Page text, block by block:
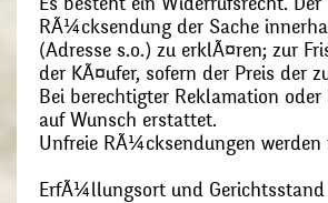
RÃ¼cksendung der Sache
(Adresse s.o.) zu erklÃ¤ren; zur
der KÃ¤ufer, sofern der Preis der
Bei berechtigter Reklamation
auf Wunsch erstattet.
Unfreie RÃ¼cksendungen
ErfÃ¼llungsort und Gerichtsstand